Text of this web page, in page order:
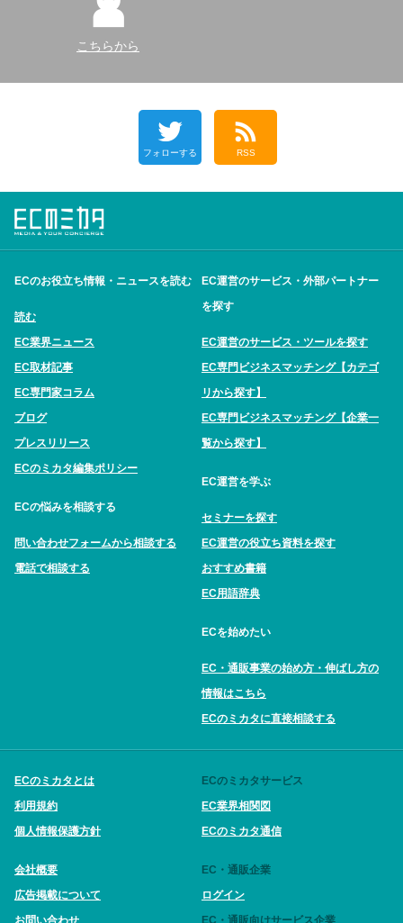
こちらから
フォローする RSS
ECのお役立ち情報・ニュースを読む
読む
EC業界ニュース
EC取材記事
EC専門家コラム
ブログ
プレスリリース
ECのミカタ編集ポリシー
ECの悩みを相談する
問い合わせフォームから相談する
電話で相談する
EC運営のサービス・外部パートナー
を探す
EC運営のサービス・ツールを探す
EC専門ビジネスマッチング【カテゴ
リから探す】
EC専門ビジネスマッチング【企業一
覧から探す】
EC運営を学ぶ
セミナーを探す
EC運営の役立ち資料を探す
おすすめ書籍
EC用語辞典
ECを始めたい
EC・通販事業の始め方・伸ばし方の
情報はこちら
ECのミカタに直接相談する
ECのミカタとは
利用規約
個人情報保護方針
会社概要
広告掲載について
ECのミカタサービス
EC業界相関図
ECのミカタ通信
EC・通販企業
ログイン